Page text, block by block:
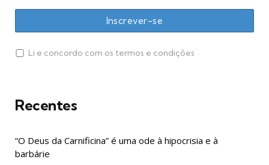
Li e concordo com os termos e condições
Recentes
“O Deus da Carnificina” é uma ode à hipocrisia e à
barbárie